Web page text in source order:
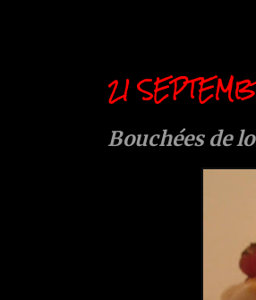
21
Bouchées de